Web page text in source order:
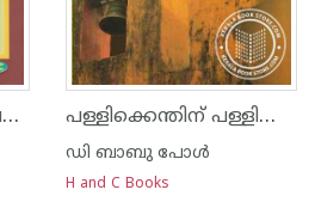
കൈയെഴുത്തും തലേലെഴുത്തും പള്ളിക്കെന്തിന്‌ പള്ളിക്കൂടം
ഡി ബാബു പോള്‍
H and C Books